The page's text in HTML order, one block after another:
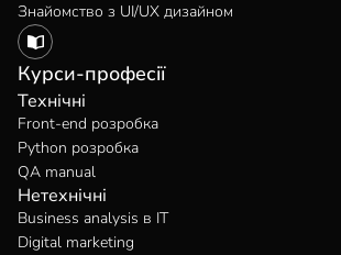
Знайомство з UI/UX дизайном
Курси-професії
Технічні
Front-end розробка
Python розробка
QA manual
Нетехнічні
Business analysis в IT
Digital marketing